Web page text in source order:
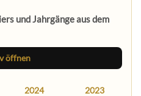
und Jahrgänge aus dem
öffnen
2024 2023